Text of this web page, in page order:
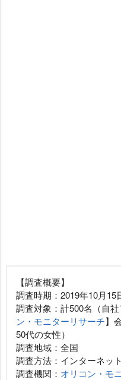
【調査概要】
調査時期：2019年10月15
調査対象：計500名（自
ン・モニターリサーチ】
50代の女性）
調査地域：全国
調査方法：インターネッ
調査機関： オリコン・モ